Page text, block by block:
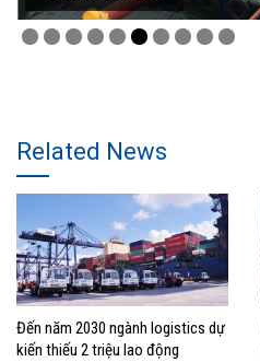
Related News
Đến năm 2030 ngành logistics dự
kiến thiếu 2 triệu lao động